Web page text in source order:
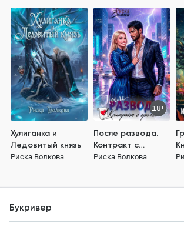
Хулиганка и
Ледовитый князь
Риска Волкова
18+
После развода.
Контракт с
врагом
Риска Волкова
Букривер